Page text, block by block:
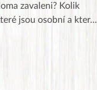
zavaleni? Kolik
jsou osobní a kter...